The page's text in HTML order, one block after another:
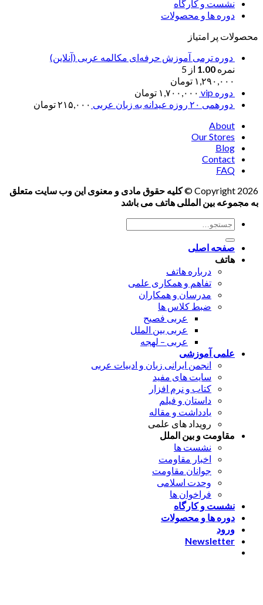
نشست و کارگاه
دوره ها و محصولات
محصولات پر امتیاز
دوره ترمی آموزش حرفه‌ای مکالمه عربی (آنلاین)
نمره 1.00 از 5
۱,۲۹۰,۰۰۰ تومان
دوره vip
۱,۷۰۰,۰۰۰ تومان
دورهمی ۲۰ روزه عیدانه به زبان عربی
۲۱۵,۰۰۰تومان
About
Our Stores
Blog
Contact
FAQ
Copyright 2026 ©
کلیه حقوق مادی و معنوی این وب سایت متعلق
به مجموعه بین المللی هاتف می باشد
جستجو
صفحه اصلی
هاتف
درباره هاتف
تفاهم و همکاری علمی
مدرسان و همکاران
ضبط کلاس ها
عربی فصیح
عربی بین الملل
عربی – لهجه
علمی آموزشی
انجمن ایرانی زبان و ادبیات عربی
سایت های مفید
کتاب و نرم افزار
داستان و فیلم
یادداشت و مقاله
رویداد های علمی
مقاومت و بین الملل
نشست ها
اخبار مقاومت
جوانان مقاومت
وحدت اسلامی
فراخوان ها
نشست و کارگاه
دوره ها و محصولات
ورود
Newsletter